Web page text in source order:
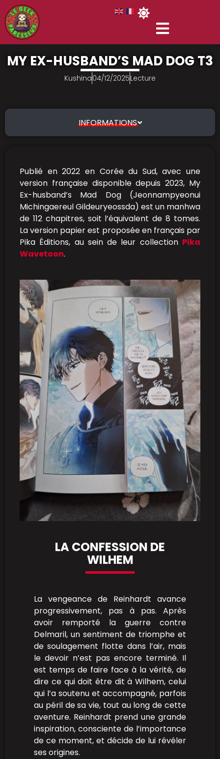
MY EX-HUSBAND’S MAD DOG T3
Kushina04/12/2025Lecture
INFORMATIONS
Publié en 2022 en Corée du Sud, avec une
version française disponible depuis 2023, My
Ex-husband’s Mad Dog (Jeonnampyeonui
Michingaereul Gildeuryeossda) est un manhwa
de 112 chapitres, soit l’équivalent de 8 tomes.
La version papier est proposée en français par
Pika Éditions, au sein de leur collection Pika
Wavetoon.
LA CONFESSION DE
WILHEM
La vengeance de Reinhardt avance
progressivement, pas à pas. Après
avoir remporté la guerre contre
Delmaril, un sentiment de triomphe et
de soulagement flotte dans l’air, mais
le devoir n’est pas encore terminé. Il
est temps de faire face à la vérité, de
dire ce qui doit être dit à Wilhem, celui
qui l’a soutenu et accompagné, parfois
au péril de sa vie, tout au long de cette
aventure. Reinhardt prend une grande
inspiration, consciente de l’importance
de ce moment, et décide de lui révéler
ses origines.